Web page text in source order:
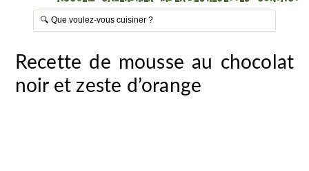
Recette de mousse au chocolat
noir et zeste d’orange